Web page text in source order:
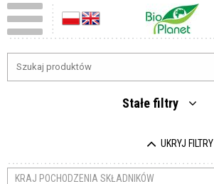
Stałe filtry
UKRYJ FILTRY
KRAJ POCHODZENIA SKŁADNIKÓW